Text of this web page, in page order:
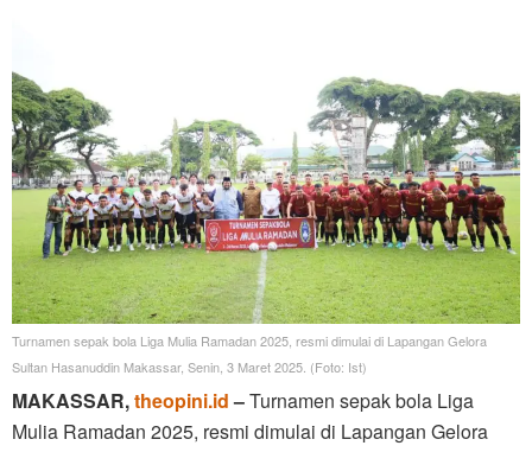
Turnamen sepak bola Liga Mulia Ramadan 2025, resmi dimulai di Lapangan Gelora
Sultan Hasanuddin Makassar, Senin, 3 Maret 2025. (Foto: Ist)
MAKASSAR,theopini.id–Turnamen sepak bola Liga
Mulia Ramadan 2025, resmi dimulai di Lapangan Gelora